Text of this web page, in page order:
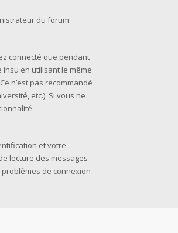
du forum.
connecté que pendant
insu en utilisant le même
n’est pas recommandé
etc.). Si vous ne
et votre
lecture des messages
de connexion